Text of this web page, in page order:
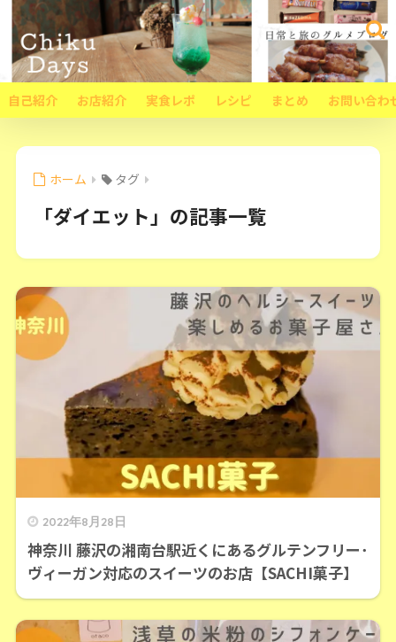
自己紹介 お店紹介 実食レポ レシピ まとめ お問い合わ
ホーム タグ
「ダイエット」の記事一覧
2022年8月28日
神奈川 藤沢の湘南台駅近くにあるグルテンフリー･
ヴィーガン対応のスイーツのお店【SACHI菓子】